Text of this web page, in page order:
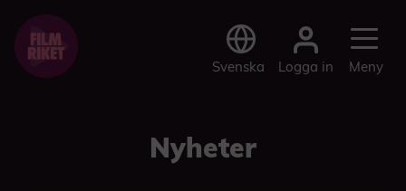
Svenska Logga in Meny
Nyheter